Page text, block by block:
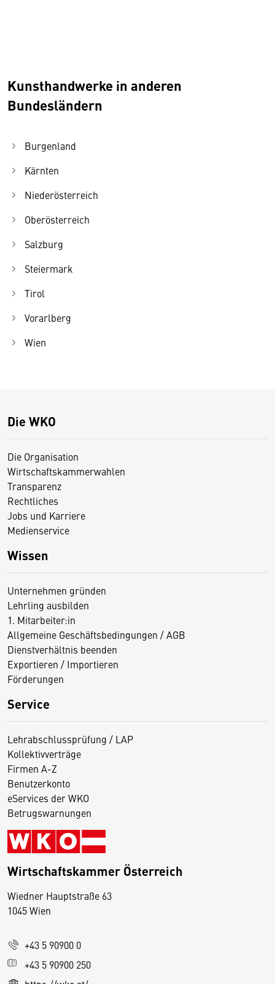
Kunsthandwerke in anderen
Bundesländern
Burgenland
Kärnten
Niederösterreich
Oberösterreich
Salzburg
Steiermark
Tirol
Vorarlberg
Wien
Die WKO
Die Organisation
Wirtschaftskammerwahlen
Transparenz
Rechtliches
Jobs und Karriere
Medienservice
Wissen
Unternehmen gründen
Lehrling ausbilden
1. Mitarbeiter:in
Allgemeine Geschäftsbedingungen / AGB
Dienstverhältnis beenden
Exportieren / Importieren
Förderungen
Service
Lehrabschlussprüfung / LAP
Kollektivverträge
Firmen A-Z
Benutzerkonto
eServices der WKO
Betrugswarnungen
Wirtschaftskammer Österreich
Wiedner Hauptstraße 63
1045 Wien
+43 5 90900 0
+43 5 90900 250
D
s
e